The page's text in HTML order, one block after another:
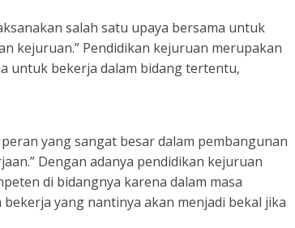
salah satu upaya bersama untuk
kejuruan.” Pendidikan kejuruan merupakan
untuk bekerja dalam bidang tertentu,
yang sangat besar dalam pembangunan
Dengan adanya pendidikan kejuruan
di bidangnya karena dalam masa
yang nantinya akan menjadi bekal jika